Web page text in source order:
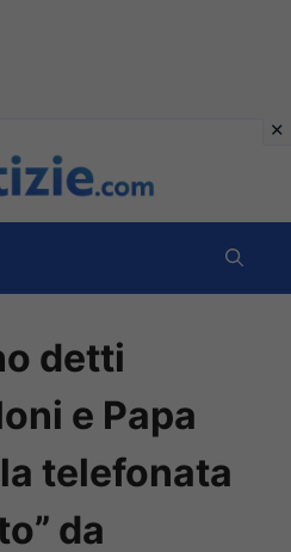
detti
e Papa
telefonata
da